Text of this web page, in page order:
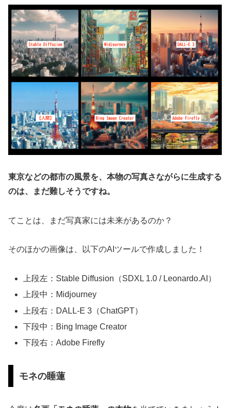
東京などの都市の風景を、本物の写真さながらに生成する
のは、まだ難しそうですね。
てことは、まだ写真家には未来があるのか？
そのほかの画像は、以下のAIツールで作成しました！
上段左：Stable Diffusion（SDXL 1.0 / Leonardo.AI）
上段中：Midjourney
上段右：DALL-E 3（ChatGPT）
下段中：Bing Image Creator
下段右：Adobe Firefly
モネの睡蓮